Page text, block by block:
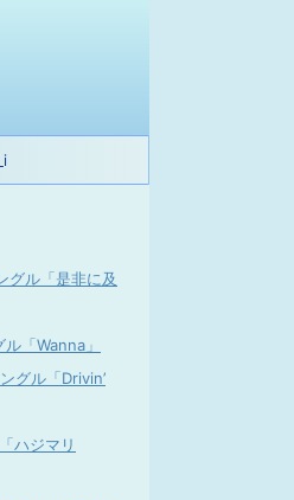
グル「是非に及
「Wanna」
グル「Drivin’
ハジマリ